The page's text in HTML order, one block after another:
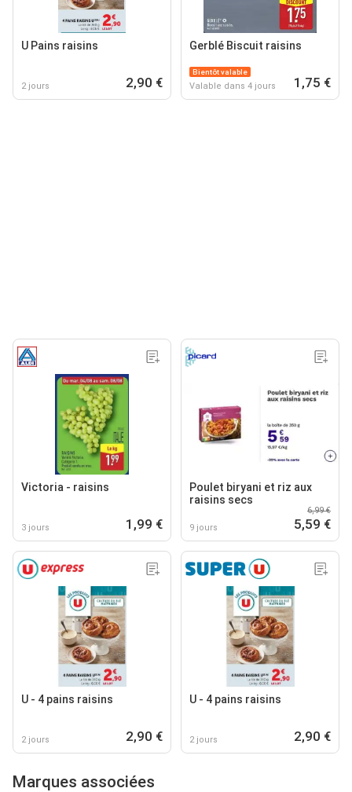
U Pains raisins
2 jours 2,90 €
Gerblé Biscuit raisins
Bientôt valable
Valable dans 4 jours 1,75 €
Victoria - raisins
3 jours 1,99 €
Poulet biryani et riz aux
raisins secs
9 jours
6,99 €
5,59 €
U - 4 pains raisins
2 jours 2,90 €
U - 4 pains raisins
2 jours 2,90 €
Marques associées